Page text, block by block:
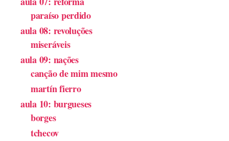
paraíso perdido
aula 08: revoluções
miseráveis
aula 09: nações
canção de mim mesmo
martín fierro
aula 10: burgueses
borges
tchecov